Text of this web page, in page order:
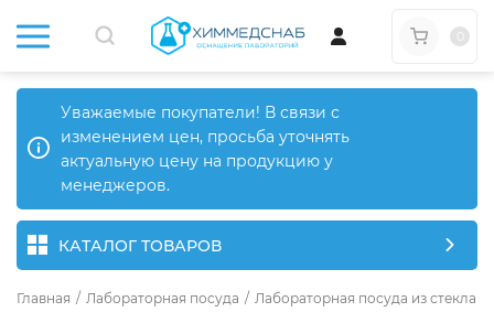
Уважаемые покупатели! В связи с
изменением цен, просьба уточнять
актуальную цену на продукцию у
менеджеров.
КАТАЛОГ ТОВАРОВ
Главная / Лабораторная посуда / Лабораторная посуда из стекла